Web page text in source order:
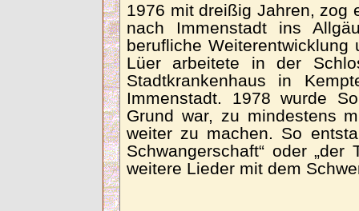
1976 mit dreißig Jahren, zog
nach Immenstadt ins
berufliche
Lüer arbeitete in der
Stadtkrankenhaus in
Immenstadt. 1978 wurde
Grund war, zu mindestens
weiter zu machen. So
Schwangerschaft“ oder
weitere Lieder mit dem